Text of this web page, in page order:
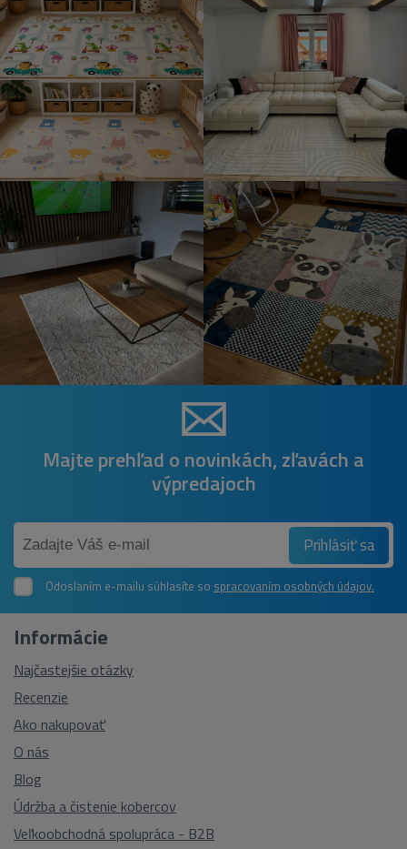
Majte prehľad o novinkách, zľavách a
výpredajoch
Prihlásiť sa
Odoslaním e-mailu súhlasíte so spracovaním osobných údajov.
Informácie
Najčastejšie otázky
Recenzie
Ako nakupovať
O nás
Blog
Údržba a čistenie kobercov
Veľkoobchodná spolupráca - B2B